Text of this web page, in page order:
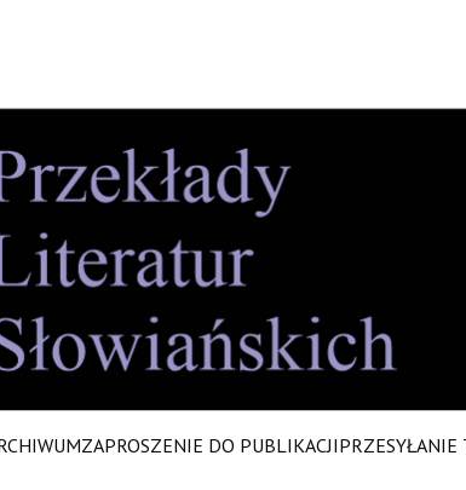
ZAPROSZENIE DO PUBLIKACJIPRZESYŁANIE